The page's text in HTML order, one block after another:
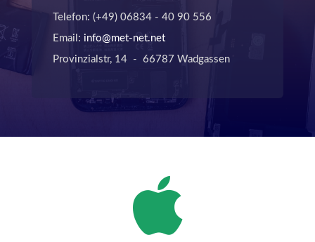
Telefon: (+49) 06834 - 40 90 556
Email: info@met-net.net
Provinzialstr, 14 - 66787 Wadgassen
